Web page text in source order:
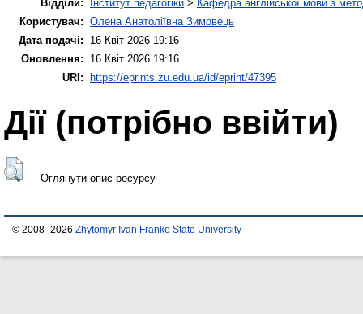
Відділи:
Інститут педагогіки > Кафедра англійської мови з
Користувач: Олена Анатоліївна Зимовець
Дата подачі:
16 Квіт 2026 19:16
Оновлення:
16 Квіт 2026 19:16
URI:
https://eprints.zu.edu.ua/id/eprint/47395
Дії ​​(потрібно ввійти)
Оглянути опис ресурсу
© 2008–2026 Zhytomyr Ivan Franko State University